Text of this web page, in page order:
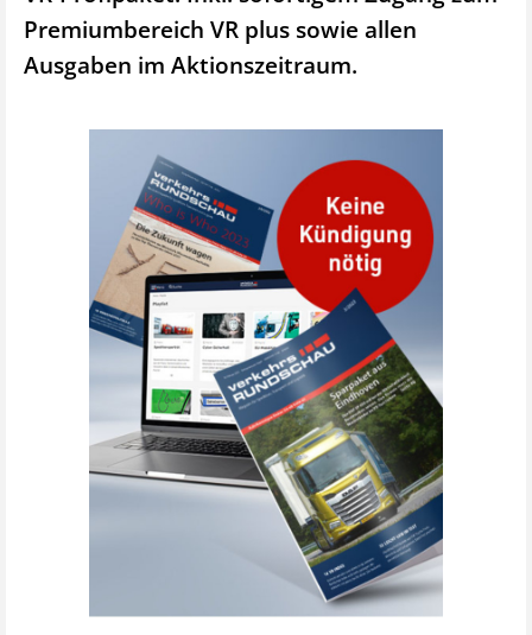
Premiumbereich VR plus sowie allen
Ausgaben im Aktionszeitraum.